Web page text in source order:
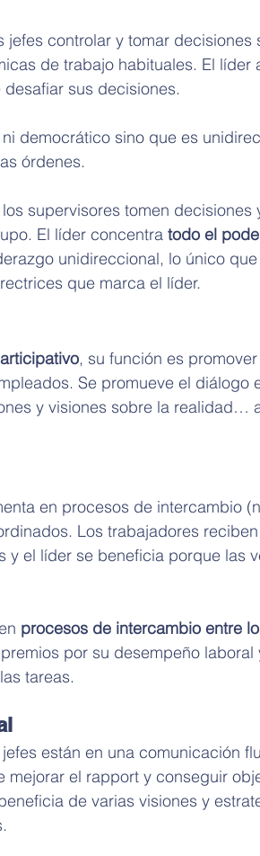
jefes controlar y tomar decisiones
de trabajo habituales. El líder
sus decisiones.
democrático sino que es
órdenes.
supervisores tomen decisiones
El líder concentra todo el
unidireccional, lo único
que marca el líder.
, su función es
Se promueve el diálogo
y visiones sobre la realidad…
en procesos de intercambio
Los trabajadores
y el líder se beneficia porque las
procesos de intercambio entre
por su desempeño laboral
tareas.
están en una comunicación
el rapport y conseguir
de varias visiones y